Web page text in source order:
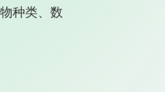
种类、数